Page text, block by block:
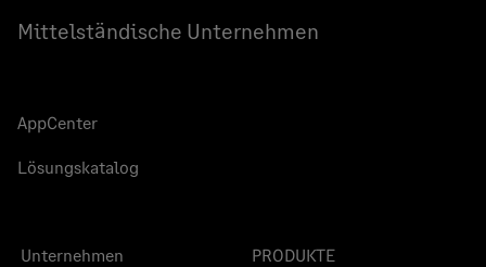
Mittelständische Unternehmen
AppCenter
Lösungskatalog
Unternehmen PRODUKTE